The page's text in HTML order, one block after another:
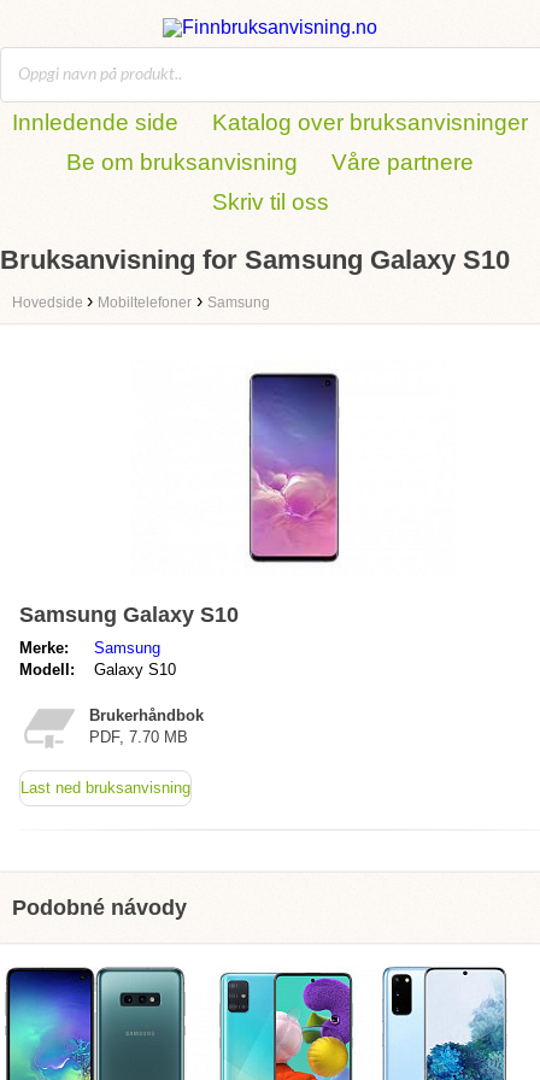
Innledende side
Katalog over bruksanvisninger
Be om bruksanvisning
Våre partnere
Skriv til oss
Bruksanvisning for Samsung Galaxy S10
Hovedside › Mobiltelefoner › Samsung
Samsung Galaxy S10
Merke:
Samsung
Modell:
Galaxy S10
Brukerhåndbok
PDF, 7.70 MB
Last ned bruksanvisning
Podobné návody